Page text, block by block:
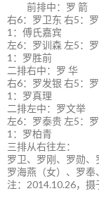
前排中：罗 箭
右6：罗卫东 右5：
1：傅氏嘉宾
左6：罗训森 左5：
1：罗胜前
二排右中：罗 华
右6：罗发银 右5：
1：罗真理
二排左中：罗文举
左6：罗泰贵 左5：
1：罗柏青
三排从右往左：
罗卫、罗刚、罗勋、
罗海燕（女）、罗奉、
注：2014.10.26，摄